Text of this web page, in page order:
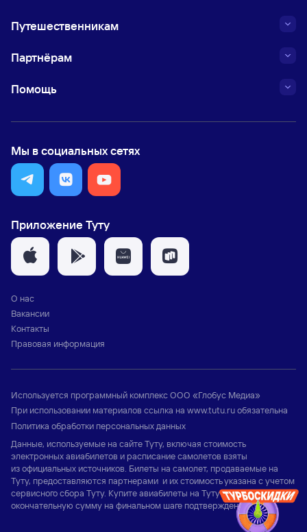
Путешественникам
Партнёрам
Помощь
Мы в социальных сетях
Приложение Туту
О нас
Вакансии
Контакты
Правовая информация
Используется программный комплексООО «Глобус Медиа»
При использовании материалов ссылка на www.tutu.ruобязательна
Политика обработки персональных данных
Данные, используемые на сайте Туту, включая стоимость
электронных авиабилетов и расписание самолетов взяты
из официальных источников. Билеты на самолет, продаваемые на
Туту, предоставляются партнерами и их стоимость указана с учетом
сервисного сбора Туту. Купите авиабилеты на Туту и узнайте
окончательную сумму на финальном шаге подтверждения заказа